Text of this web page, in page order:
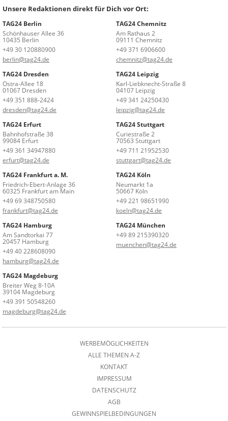
Unsere Redaktionen direkt für Dich vor Ort:
TAG24 Berlin
Schönhauser Allee 36
10435 Berlin
+49 30 120880900
berlin@tag24.de
TAG24 Chemnitz
Am Rathaus 2
09111 Chemnitz
+49 371 6906600
chemnitz@tag24.de
TAG24 Dresden
Ostra-Allee 18
01067 Dresden
+49 351 888-2424
dresden@tag24.de
TAG24 Leipzig
Karl-Liebknecht-Straße 8
04107 Leipzig
+49 341 24250430
leipzig@tag24.de
TAG24 Erfurt
Bahnhofstraße 38
99084 Erfurt
+49 361 34947880
erfurt@tag24.de
TAG24 Stuttgart
Curiestraße 2
70563 Stuttgart
+49 711 21952530
stuttgart@tag24.de
TAG24 Frankfurt a. M.
Friedrich-Ebert-Anlage 36
60325 Frankfurt am Main
+49 69 348750580
frankfurt@tag24.de
TAG24 Köln
Neumarkt 1a
50667 Köln
+49 221 98651990
koeln@tag24.de
TAG24 Hamburg
Am Sandtorkai 77
20457 Hamburg
+49 40 228608090
hamburg@tag24.de
TAG24 München
+49 89 215390320
muenchen@tag24.de
TAG24 Magdeburg
Breiter Weg 8-10A
39104 Magdeburg
+49 391 50548260
magdeburg@tag24.de
WERBEMÖGLICHKEITEN
ALLE THEMEN A-Z
KONTAKT
IMPRESSUM
DATENSCHUTZ
AGB
GEWINNSPIELBEDINGUNGEN